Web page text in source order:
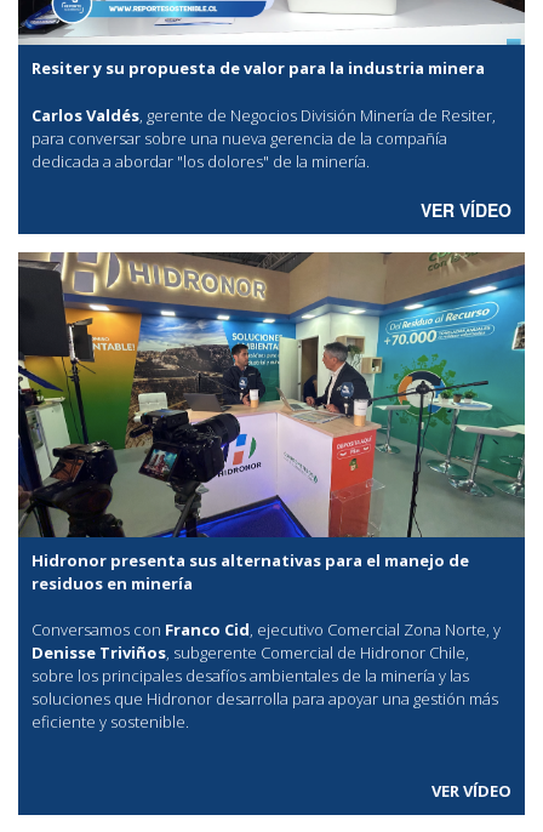
Resiter y su propuesta de valor para la industria minera
Carlos Valdés, gerente de Negocios División Minería de Resiter,
para conversar sobre una nueva gerencia de la compañía
dedicada a abordar "los dolores" de la minería.
VER VÍDEO
Hidronor presenta sus alternativas para el manejo de
residuos en minería
Conversamos con Franco Cid, ejecutivo Comercial Zona Norte, y
Denisse Triviños, subgerente Comercial de Hidronor Chile,
sobre los principales desafíos ambientales de la minería y las
soluciones que Hidronor desarrolla para apoyar una gestión más
eficiente y sostenible.
VER VÍDEO